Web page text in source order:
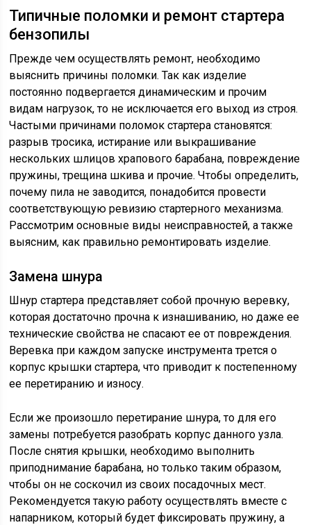
Типичные поломки и ремонт стартера
бензопилы
Прежде чем осуществлять ремонт, необходимо
выяснить причины поломки. Так как изделие
постоянно подвергается динамическим и прочим
видам нагрузок, то не исключается его выход из строя.
Частыми причинами поломок стартера становятся:
разрыв тросика, истирание или выкрашивание
нескольких шлицов храпового барабана, повреждение
пружины, трещина шкива и прочие. Чтобы определить,
почему пила не заводится, понадобится провести
соответствующую ревизию стартерного механизма.
Рассмотрим основные виды неисправностей, а также
выясним, как правильно ремонтировать изделие.
Замена шнура
Шнур стартера представляет собой прочную веревку,
которая достаточно прочна к изнашиванию, но даже ее
технические свойства не спасают ее от повреждения.
Веревка при каждом запуске инструмента трется о
корпус крышки стартера, что приводит к постепенному
ее перетиранию и износу.
Если же произошло перетирание шнура, то для его
замены потребуется разобрать корпус данного узла.
После снятия крышки, необходимо выполнить
приподнимание барабана, но только таким образом,
чтобы он не соскочил из своих посадочных мест.
Рекомендуется такую работу осуществлять вместе с
напарником, который будет фиксировать пружину, а